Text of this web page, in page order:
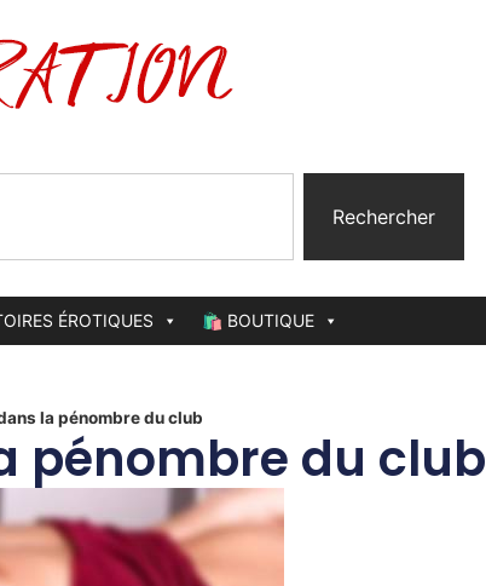
Rechercher
ÉROTIQUES 🛍️ BOUTIQUE
la pénombre du club
pénombre du club